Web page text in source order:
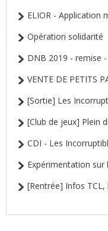
ELIOR - Application
Opération solidarité
DNB 2019 - remise -
VENTE DE PETITS
[Sortie] Les
[Club de jeux] Plein
CDI - Les
Expérimentation sur
[Rentrée] Infos